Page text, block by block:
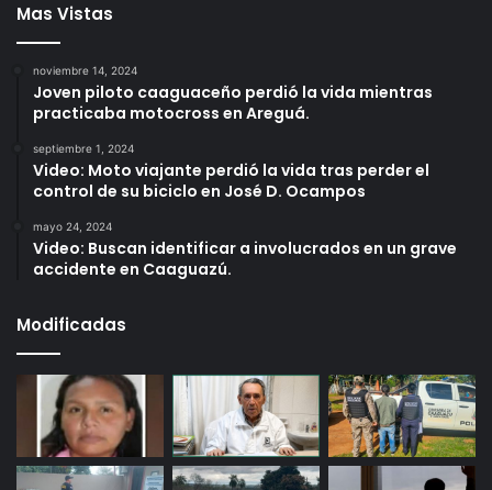
Mas Vistas
noviembre 14, 2024
Joven piloto caaguaceño perdió la vida mientras
practicaba motocross en Areguá.
septiembre 1, 2024
Video: Moto viajante perdió la vida tras perder el
control de su biciclo en José D. Ocampos
mayo 24, 2024
Video: Buscan identificar a involucrados en un grave
accidente en Caaguazú.
Modificadas